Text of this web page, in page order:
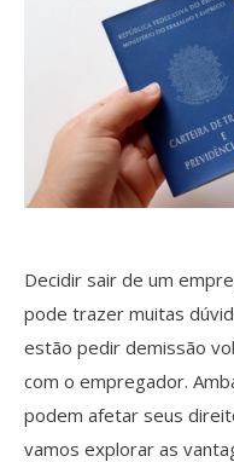
Decidir sair de um
pode trazer muitas
estão pedir demissão
com o empregador.
podem afetar seus
vamos explorar as